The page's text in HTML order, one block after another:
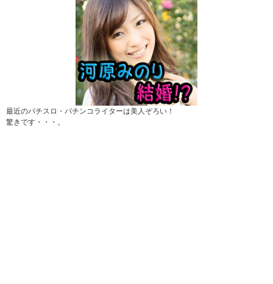
最近のパチスロ・パチンコライターは美人ぞろい！
驚きです・・・。